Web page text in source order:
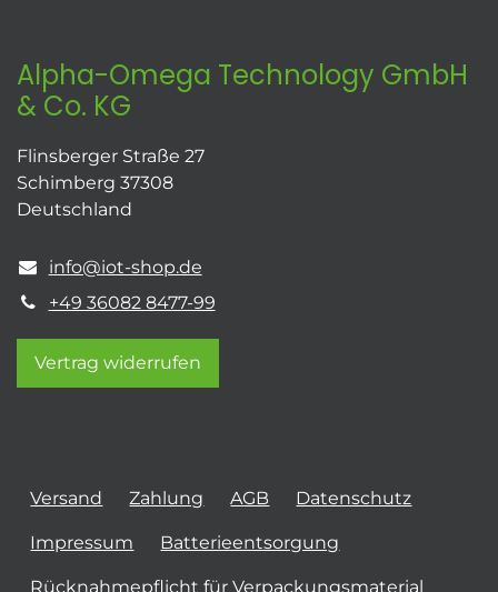
Alpha-Omega Technology GmbH
& Co. KG
Flinsberger Straße 27
Schimberg 37308
Deutschland
info@iot-shop.de
+49 36082 8477-99
Vertrag widerrufen
Versand Zahlung AGB Datenschutz
Impressum Batterieentsorgung
Rücknahmepflicht für Verpackungsmaterial